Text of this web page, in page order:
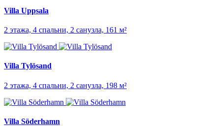
Villa Uppsala
2 этажа, 4 спальни, 2 санузла, 161 м²
Villa Tylösand
2 этажа, 4 спальни, 2 санузла, 198 м²
Villa Söderhamn